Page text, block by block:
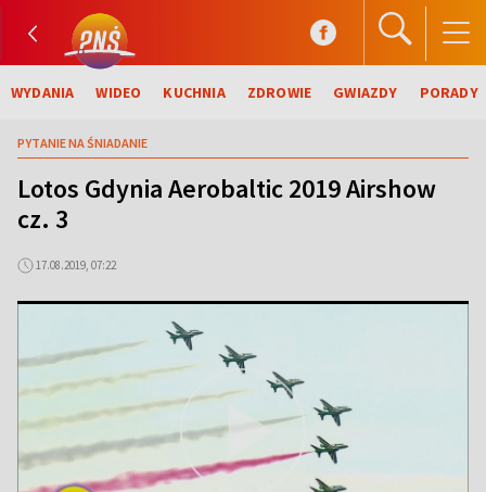
WYDANIA WIDEO KUCHNIA ZDROWIE GWIAZDY PORADY
PYTANIE NA ŚNIADANIE
Lotos Gdynia Aerobaltic 2019 Airshow
cz. 3
17.08.2019, 07:22